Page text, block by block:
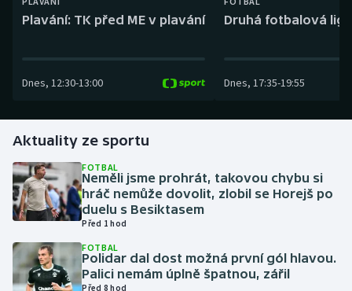
Golf
Gymnastika
Házená
Jezdectví
Plavání: TK před ME v plavání
Dnes, 12:30-13:00
Druhá fotbalová
Dnes, 17:35-19:55
Aktuality ze sportu
FOTBAL
Neměli jsme prohrát, takovou chybu si
hráč nemůže dovolit, zlobil se Horejš po
duelu s Besiktasem
Před 1 hod
FOTBAL
Polidar dal dost možná první gól hlavou.
Palici nemám úplně špatnou, zářil
Před 8 hod